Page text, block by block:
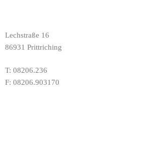
Lechstraße 16
86931 Prittriching
T: 08206.236
F: 08206.903170